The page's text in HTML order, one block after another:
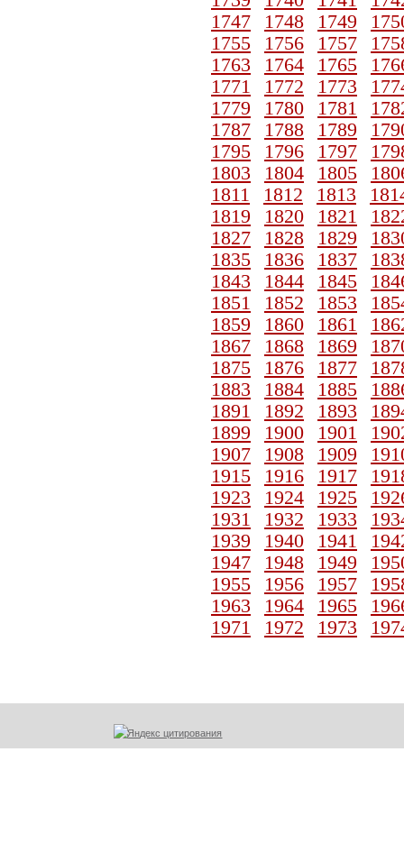
1747
1748 1749
1755
1756 1757
1763
1764 1765
1771
1772 1773
1779
1780 1781
1787
1788 1789
1795
1796 1797
1803
1804 1805
1811
1812 1813
1819
1820 1821
1827
1828 1829
1835
1836 1837
1843
1844 1845
1851
1852 1853
1859
1860 1861
1867
1868 1869
1875
1876 1877
1883
1884 1885
1891
1892 1893
1899
1900 1901
1907
1908 1909
1915
1916 1917
1923
1924 1925
1931
1932 1933
1939
1940 1941
1947
1948 1949
1955
1956 1957
1963
1964 1965
1971
1972 1973